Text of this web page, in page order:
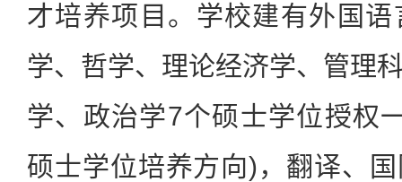
才培养项目。学校建有外国
学、哲学、理论经济学、管理
学、政治学7个硕士学位授权
硕士学位培养方向)，翻译、